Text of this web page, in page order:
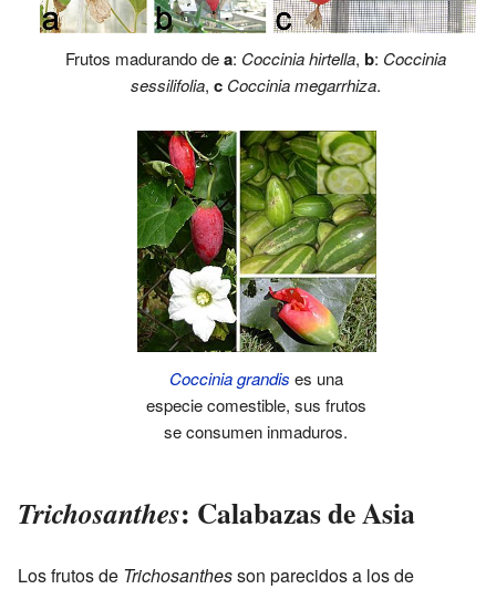
Frutos madurando dea: Coccinia hirtella, b: Coccinia
sessilifolia, c Coccinia megarrhiza.
Coccinia grandis es una
especie comestible, sus frutos
se consumen inmaduros.
Trichosanthes: Calabazas de Asia
Los frutos de Trichosanthesson parecidos a los de